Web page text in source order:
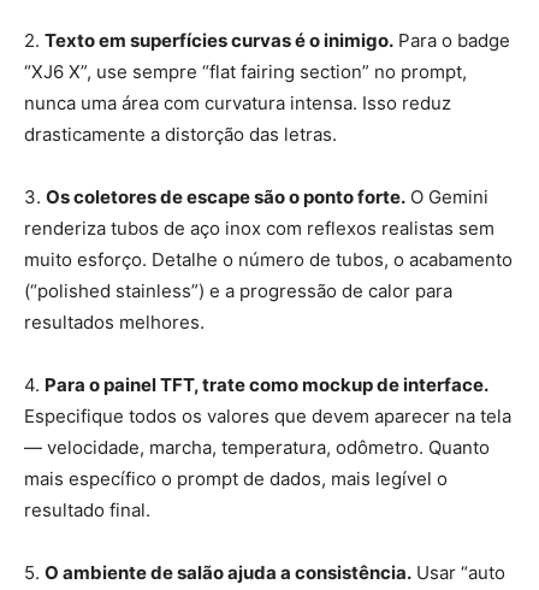
2. Texto em superfícies curvas é o inimigo. Para o badge
“XJ6 X”, use sempre “flat fairing section” no prompt,
nunca uma área com curvatura intensa. Isso reduz
drasticamente a distorção das letras.
3. Os coletores de escape são o ponto forte. O Gemini
renderiza tubos de aço inox com reflexos realistas sem
muito esforço. Detalhe o número de tubos, o acabamento
(“polished stainless”) e a progressão de calor para
resultados melhores.
4. Para o painel TFT, trate como mockup de interface.
Especifique todos os valores que devem aparecer na tela
— velocidade, marcha, temperatura, odômetro. Quanto
mais específico o prompt de dados, mais legível o
resultado final.
5. O ambiente de salão ajuda a consistência. Usar “auto